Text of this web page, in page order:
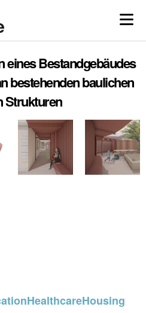
eines Bestandgebäudes
bestehenden baulichen
Strukturen
HealthcareHousing